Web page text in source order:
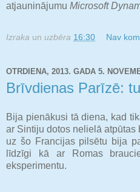
atjauninājumu Microsoft
Izraka un uzbēra 16:30 Nav
OTRDIENA, 2013. GADA 5.
Brīvdienas Parīzē:
Bija pienākusi tā diena, kad
ar Sintiju dotos nelielā
uz šo Francijas pilsētu bija
līdzīgi kā ar Romas
eksperimentu.